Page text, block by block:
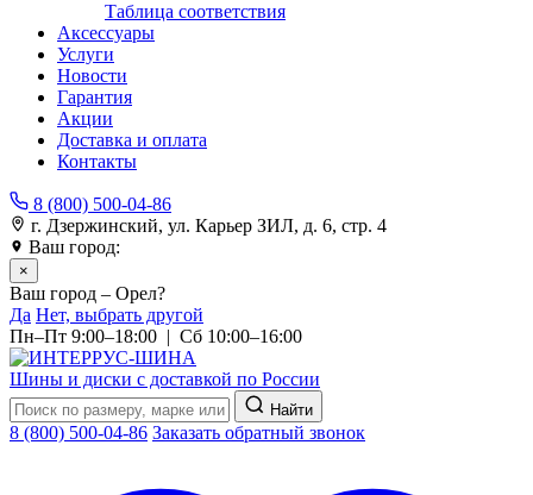
Таблица соответствия
Аксессуары
Услуги
Новости
Гарантия
Акции
Доставка и оплата
Контакты
8 (800) 500-04-86
г. Дзержинский, ул. Карьер ЗИЛ, д. 6, стр. 4
Ваш город:
×
Ваш город – Орел?
Да Нет, выбрать другой
Пн–Пт 9:00–18:00 | Сб 10:00–16:00
Шины и диски с доставкой по России
Найти
8 (800) 500-04-86 Заказать обратный звонок